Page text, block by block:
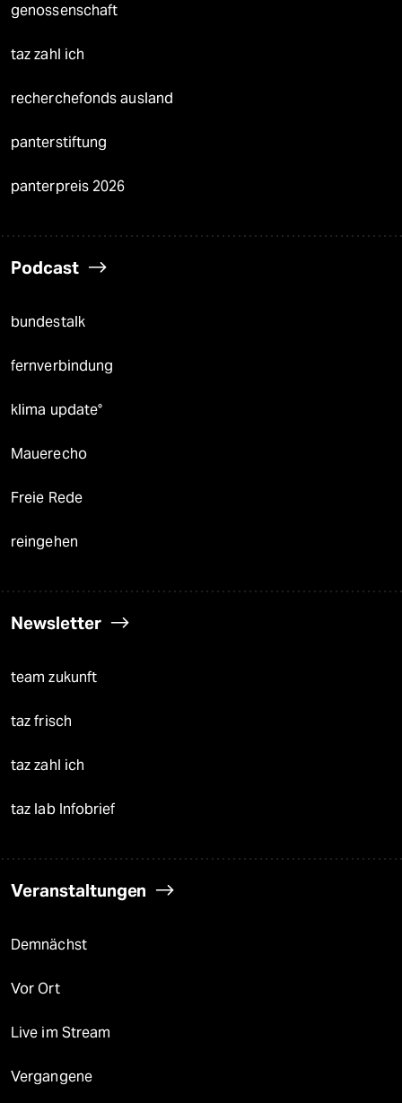
genossenschaft
taz zahl ich
recherchefonds ausland
panterstiftung
panterpreis 2026
Podcast
bundestalk
fernverbindung
klima update°
Mauerecho
Freie Rede
reingehen
Newsletter
team zukunft
taz frisch
taz zahl ich
taz lab Infobrief
Veranstaltungen
Demnächst
Vor Ort
Live im Stream
Vergangene